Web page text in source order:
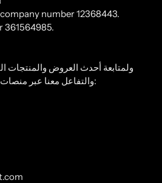
number 12368443.
361564985.
ولمتابعة أحدث العروض والمنتجات
والتفاعل معنا عبر منصات التواصل الاجتماعي التالية: